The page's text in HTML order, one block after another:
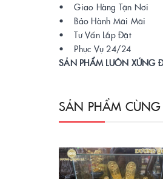
• Giao Hàng Tận Nơi
• Bảo Hành Mãi Mãi
• Tư Vấn Lắp Đặt
• Phục Vụ 24/24
SẢN PHẨM LUÔN XỨNG
SẢN PHẨM